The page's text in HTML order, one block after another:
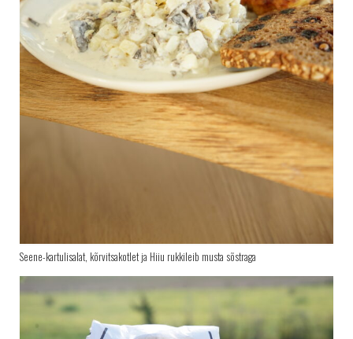
Seene-kartulisalat, kõrvitsakotlet ja Hiiu rukkileib musta sõstraga